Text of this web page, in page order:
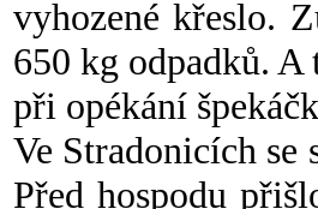
vyhozené křeslo.
650 kg odpadků.
při opékání
Ve Stradonicích
Před hospodu